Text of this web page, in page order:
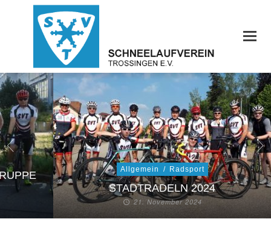
Allgemein / Radsport
STADTRADELN 2024
21. November 2024